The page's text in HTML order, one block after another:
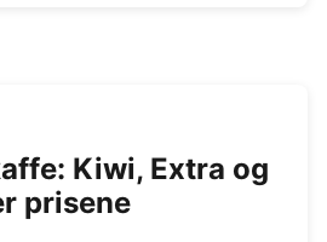
Kiwi, Extra og
prisene